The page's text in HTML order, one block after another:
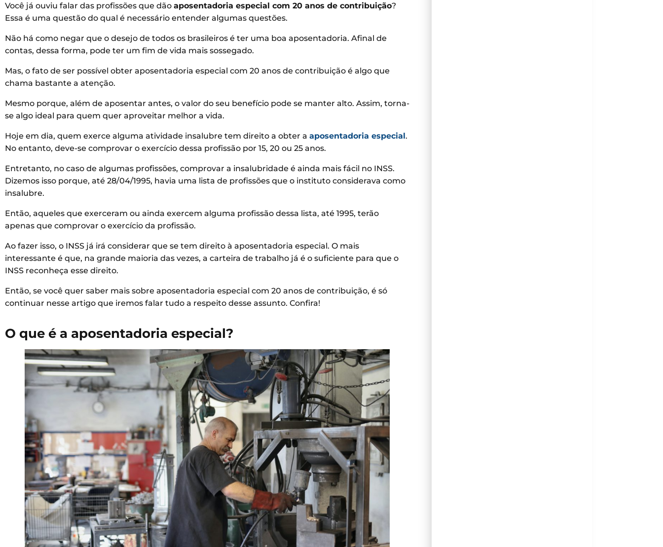
Você já ouviu falar das profissões que dão aposentadoria especial com 20 anos de contribuição?
Essa é uma questão do qual é necessário entender algumas questões.
Não há como negar que o desejo de todos os brasileiros é ter uma boa aposentadoria. Afinal de
contas, dessa forma, pode ter um fim de vida mais sossegado.
Mas, o fato de ser possível obter aposentadoria especial com 20 anos de contribuição é algo que
chama bastante a atenção.
Mesmo porque, além de aposentar antes, o valor do seu benefício pode se manter alto. Assim, torna-
se algo ideal para quem quer aproveitar melhor a vida.
Hoje em dia, quem exerce alguma atividade insalubre tem direito a obter a aposentadoria especial.
No entanto, deve-se comprovar o exercício dessa profissão por 15, 20 ou 25 anos.
Entretanto, no caso de algumas profissões, comprovar a insalubridade é ainda mais fácil no INSS.
Dizemos isso porque, até 28/04/1995, havia uma lista de profissões que o instituto considerava como
insalubre.
Então, aqueles que exerceram ou ainda exercem alguma profissão dessa lista, até 1995, terão
apenas que comprovar o exercício da profissão.
Ao fazer isso, o INSS já irá considerar que se tem direito à aposentadoria especial. O mais
interessante é que, na grande maioria das vezes, a carteira de trabalho já é o suficiente para que o
INSS reconheça esse direito.
Então, se você quer saber mais sobre aposentadoria especial com 20 anos de contribuição, é só
continuar nesse artigo que iremos falar tudo a respeito desse assunto. Confira!
O que é a aposentadoria especial?